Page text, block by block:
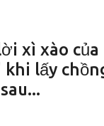
xì xào
lấy